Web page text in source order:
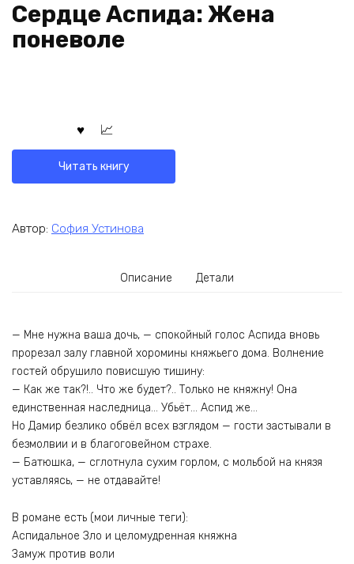
Сердце Аспида: Жена
поневоле
Читать книгу
Автор: София Устинова
Описание Детали
— Мне нужна ваша дочь, — спокойный голос Аспида вновь
прорезал залу главной хоромины княжьего дома. Волнение
гостей обрушило повисшую тишину:
— Как же так?!.. Что же будет?.. Только не княжну! Она
единственная наследница… Убьёт… Аспид же…
Но Дамир безлико обвёл всех взглядом — гости застывали в
безмолвии и в благоговейном страхе.
— Батюшка, — сглотнула сухим горлом, с мольбой на князя
уставляясь, — не отдавайте!
В романе есть (мои личные теги):
Аспидальное Зло и целомудренная княжна
Замуж против воли